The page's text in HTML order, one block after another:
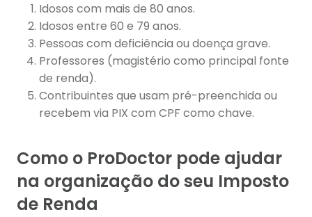
Idosos com mais de 80 anos.
Idosos entre 60 e 79 anos.
Pessoas com deficiência ou doença grave.
Professores (magistério como principal fonte
de renda).
Contribuintes que usam pré-preenchida ou
recebem via PIX com CPF como chave.
Como o ProDoctor pode ajudar
na organização do seu Imposto
de Renda